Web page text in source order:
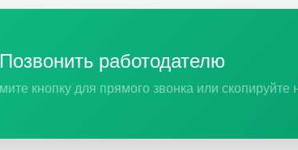
Позвонить работодателю
кнопку для прямого звонка или скопируйте